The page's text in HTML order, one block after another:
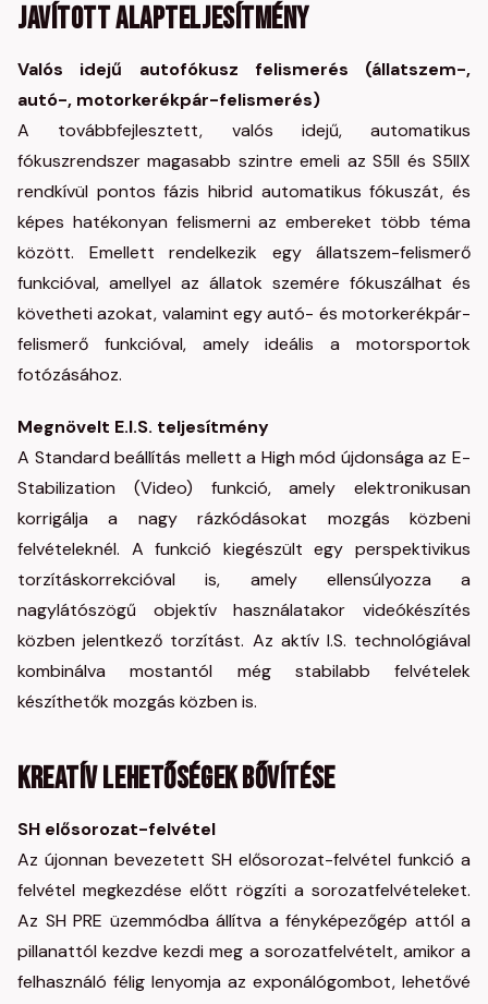
Javított alapteljesítmény
Valós idejű autofókusz felismerés (állatszem-,
autó-, motorkerékpár-felismerés)
A továbbfejlesztett, valós idejű, automatikus
fókuszrendszer magasabb szintre emeli az S5II és S5IIX
rendkívül pontos fázis hibrid automatikus fókuszát, és
képes hatékonyan felismerni az embereket több téma
között. Emellett rendelkezik egy állatszem-felismerő
funkcióval, amellyel az állatok szemére fókuszálhat és
követheti azokat, valamint egy autó- és motorkerékpár-
felismerő funkcióval, amely ideális a motorsportok
fotózásához.
Megnövelt E.I.S. teljesítmény
A Standard beállítás mellett a High mód újdonsága az E-
Stabilization (Video) funkció, amely elektronikusan
korrigálja a nagy rázkódásokat mozgás közbeni
felvételeknél. A funkció kiegészült egy perspektivikus
torzításkorrekcióval is, amely ellensúlyozza a
nagylátószögű objektív használatakor videókészítés
közben jelentkező torzítást. Az aktív I.S. technológiával
kombinálva mostantól még stabilabb felvételek
készíthetők mozgás közben is.
Kreatív lehetőségek bővítése
SH elősorozat-felvétel
Az újonnan bevezetett SH elősorozat-felvétel funkció a
felvétel megkezdése előtt rögzíti a sorozatfelvételeket.
Az SH PRE üzemmódba állítva a fényképezőgép attól a
pillanattól kezdve kezdi meg a sorozatfelvételt, amikor a
felhasználó félig lenyomja az exponálógombot, lehetővé